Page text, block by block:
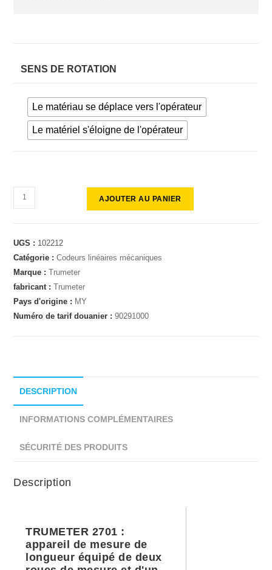
SENS DE ROTATION
Le matériau se déplace vers l'opérateur
Le matériel s'éloigne de l'opérateur
AJOUTER AU PANIER
UGS : 102212
Catégorie :Codeurs linéaires mécaniques
Marque :Trumeter
fabricant :Trumeter
Pays d'origine : MY
Numéro de tarif douanier :90291000
DESCRIPTION
INFORMATIONS COMPLÉMENTAIRES
SÉCURITÉ DES PRODUITS
Description
TRUMETER 2701 :
appareil de mesure de
longueur équipé de deux